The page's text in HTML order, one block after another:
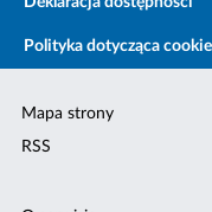
Polityka dotycząca
Mapa strony
RSS